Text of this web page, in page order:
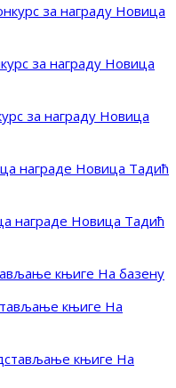
за награду Новица
за награду Новица
за награду Новица
награде Новица Тадић
награде Новица Тадић
књиге На базену
књиге На
књиге На